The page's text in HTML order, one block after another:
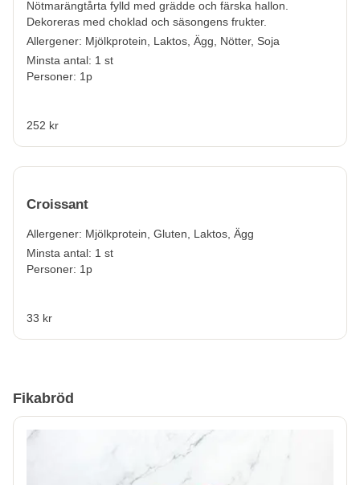
Nötmarängtårta fylld med grädde och färska hallon.
Dekoreras med choklad och säsongens frukter.
Allergener: Mjölkprotein, Laktos, Ägg, Nötter, Soja
Minsta antal: 1 st
Personer: 1p
252 kr
Croissant
Allergener: Mjölkprotein, Gluten, Laktos, Ägg
Minsta antal: 1 st
Personer: 1p
33 kr
Fikabröd